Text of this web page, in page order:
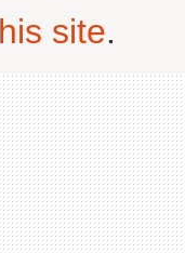
site.